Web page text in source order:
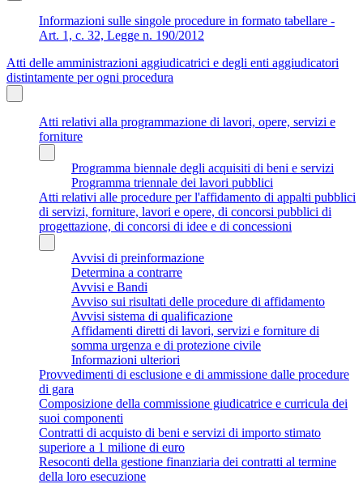
Informazioni sulle singole procedure in formato tabellare -
Art. 1, c. 32, Legge n. 190/2012
Atti delle amministrazioni aggiudicatrici e degli enti aggiudicatori
distintamente per ogni procedura
Atti relativi alla programmazione di lavori, opere, servizi e
forniture
Programma biennale degli acquisiti di beni e servizi
Programma triennale dei lavori pubblici
Atti relativi alle procedure per l'affidamento di appalti pubblici
di servizi, forniture, lavori e opere, di concorsi pubblici di
progettazione, di concorsi di idee e di concessioni
Avvisi di preinformazione
Determina a contrarre
Avvisi e Bandi
Avviso sui risultati delle procedure di affidamento
Avvisi sistema di qualificazione
Affidamenti diretti di lavori, servizi e forniture di
somma urgenza e di protezione civile
Informazioni ulteriori
Provvedimenti di esclusione e di ammissione dalle procedure
di gara
Composizione della commissione giudicatrice e curricula dei
suoi componenti
Contratti di acquisto di beni e servizi di importo stimato
superiore a 1 milione di euro
Resoconti della gestione finanziaria dei contratti al termine
della loro esecuzione